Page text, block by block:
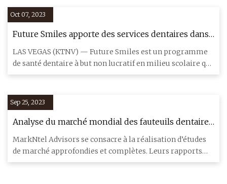
Oct 07, 2023
Future Smiles apporte des services dentaires dans
des dizaines d'écoles du CCSD
LAS VEGAS (KTNV) — Future Smiles est un programme
de santé dentaire à but non lucratif en milieu scolaire qui
rassemble
Sep 25, 2023
Analyse du marché mondial des fauteuils dentaires
: taille, part et prévisions de la demande 2027
MarkNtel Advisors se consacre à la réalisation d’études
de marché approfondies et complètes. Leurs rapports
sont connu